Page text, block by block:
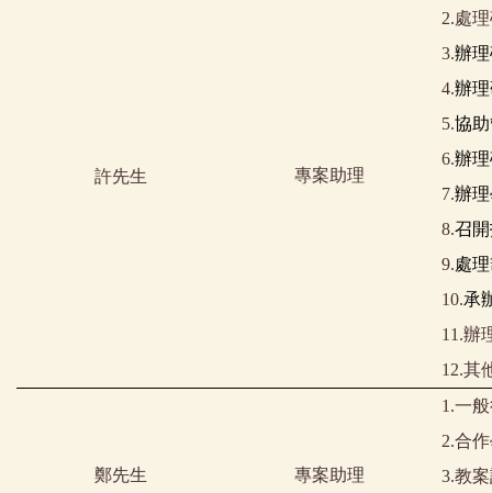
許先生 專案助理
2.處
3.辦
4.辦
5.協
6.辦
7.辦
8.召
9.處
10.承
11.辦
12.其
鄭先生 專案助理
1.一
2.合
3.教